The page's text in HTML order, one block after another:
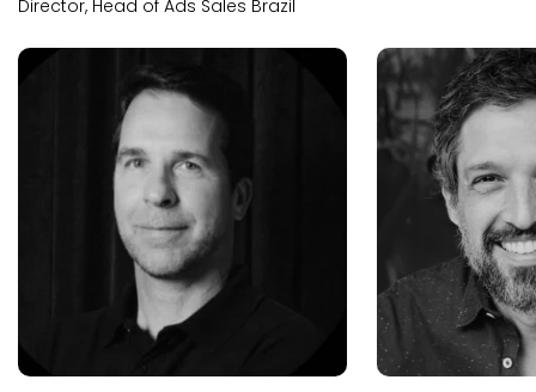
Director, Head of Ads Sales Brazil